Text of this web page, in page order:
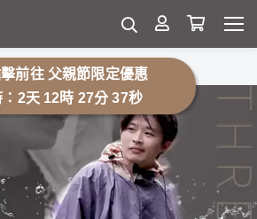
SHANER廢鼠人雨衣
前往 父親節限定優惠
：2天 12時 27分 32秒